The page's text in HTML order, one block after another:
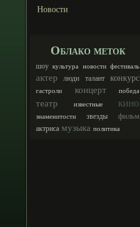
Новости
Облако меток
шоу культура новости фестиваль
актер люди талант конкурс
гастроли концерт победа
театр известные кино
знаменитости звезды фильм
актриса музыка политика